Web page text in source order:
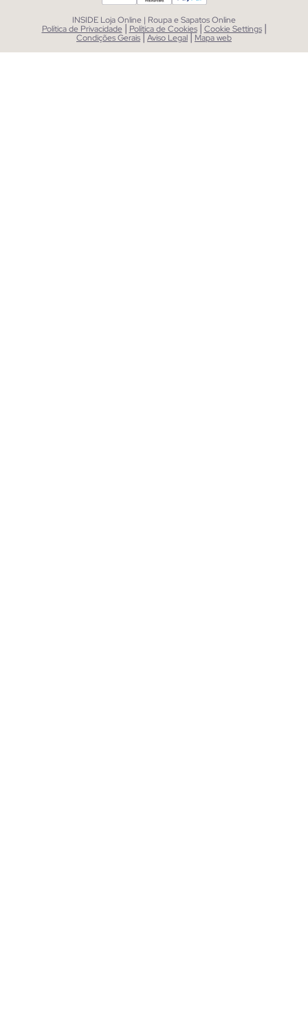
INSIDE Loja Online | Roupa e Sapatos Online
Política de Privacidade | Política de Cookies | Cookie Settings |
Condições Gerais|Aviso Legal| Mapa web